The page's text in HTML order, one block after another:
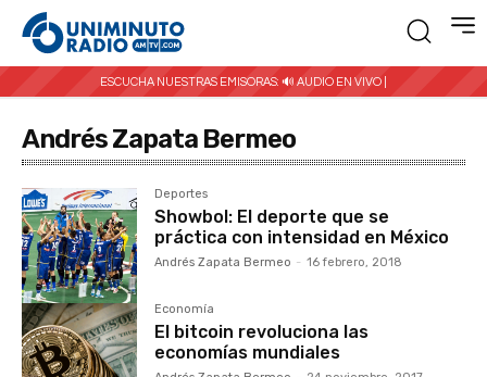
ESCUCHA NUESTRAS EMISORAS: 🔊 AUDIO EN VIVO |
Andrés Zapata Bermeo
Deportes
Showbol: El deporte que se
práctica con intensidad en México
Andrés Zapata Bermeo - 16 febrero, 2018
Economía
El bitcoin revoluciona las
economías mundiales